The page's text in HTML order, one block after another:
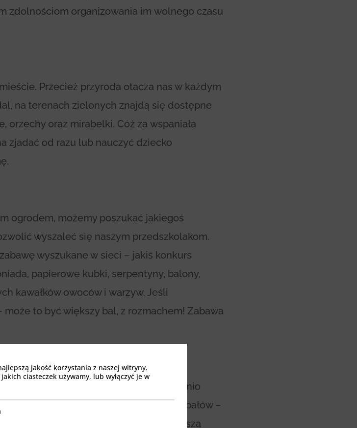
zdolnościom organizowania im wolnego czasu
Przecież przyroda otacza nas w każdym
na terenach zielonych znajdą się dostępne
orzechy oraz mirabelki. Cóż za wspaniała
zjadać od razu lub nauczyć dziecko
ogrodem, możemy poszukać jakiegoś
wyszaleć się naszym przedszkolakom.
wyszukane w sieci – jakiś konkurs
papierowe kubki, serpentyny, balony,
kawałków owoców i warzyw. Jeśli
to być większy bal, z rozmachem! Zabawa
że rynek planszówek przeżywa ostatnio
lub w parku. Podczas męczących upałów –
nie zbliża jak świetna zabawa nad planszą
jakość korzystania z naszej witryny.
ciasteczek używamy, lub wyłączyć je w